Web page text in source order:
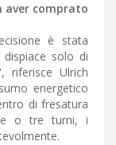
aver comprato
è stata
solo di
riferisce Ulrich
energetico
di fresatura
o tre turni, i